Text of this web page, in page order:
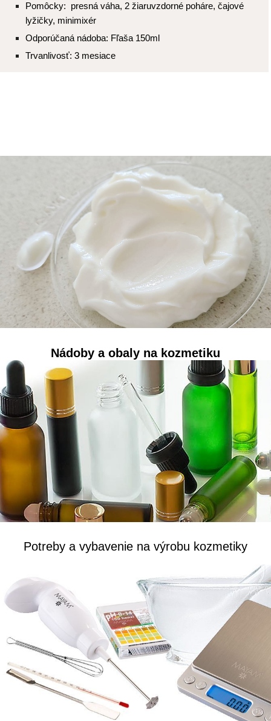
Pomôcky: presná váha, 2 žiaruvzdorné poháre, čajové
lyžičky, minimixér
Odporúčaná nádoba: Fľaša 150ml
Trvanlivosť: 3 mesiace
Nádoby a obaly na kozmetiku
Potreby a vybavenie na výrobu kozmetiky